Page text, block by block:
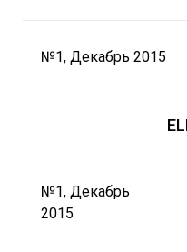
№1, Декабрь 2015
№1, Декабрь
2015